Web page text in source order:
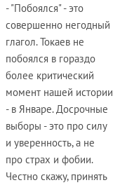
- "Побоялся" - это
совершенно негодный
глагол. Токаев не
побоялся в гораздо
более критический
момент нашей истории
- в Январе. Досрочные
выборы - это про силу
и уверенность, а не
про страх и фобии.
Честно скажу, принять